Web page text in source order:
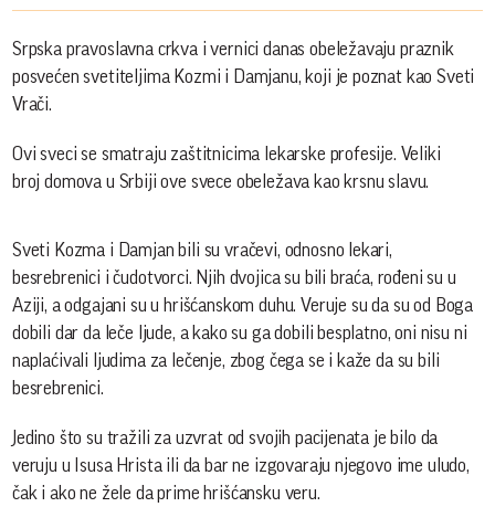
Srpska pravoslavna crkva i vernici danas obeležavaju praznik
posvećen svetiteljima Kozmi i Damjanu, koji je poznat kao Sveti
Vrači.
Ovi sveci se smatraju zaštitnicima lekarske profesije. Veliki
broj domova u Srbiji ove svece obeležava kao krsnu slavu.
Sveti Kozma i Damjan bili su vračevi, odnosno lekari,
besrebrenici i čudotvorci. Njih dvojica su bili braća, rođeni su u
Aziji, a odgajani su u hrišćanskom duhu. Veruje su da su od Boga
dobili dar da leče ljude, a kako su ga dobili besplatno, oni nisu ni
naplaćivali ljudima za lečenje, zbog čega se i kaže da su bili
besrebrenici.
Jedino što su tražili za uzvrat od svojih pacijenata je bilo da
veruju u Isusa Hrista ili da bar ne izgovaraju njegovo ime uludo,
čak i ako ne žele da prime hrišćansku veru.